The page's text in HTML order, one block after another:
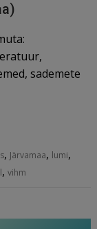
sademete
, Järvamaa, lumi,
,vihm